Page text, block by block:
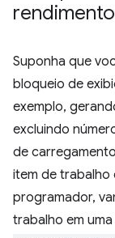
rendimento
Suponha que
bloqueio de
exemplo,
excluindo
de
item de trabalho
programador,
trabalho em